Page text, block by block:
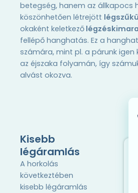
betegség, hanem az állkapocs
köszönhetően létrejött
okaként keletkező
fellépő hanghatás. Ez a
számára, mint pl. a párunk igen
az éjszaka folyamán, így
alvást okozva.
Kisebb
légáramlás
A horkolás
következtében
kisebb légáramlás